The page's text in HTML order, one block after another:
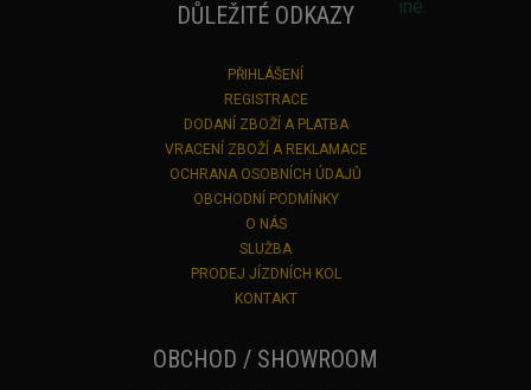
DŮLEŽITÉ ODKAZY
PŘIHLÁŠENÍ
REGISTRACE
DODANÍ ZBOŽÍ A PLATBA
VRACENÍ ZBOŽÍ A REKLAMACE
OCHRANA OSOBNÍCH ÚDAJŮ
OBCHODNÍ PODMÍNKY
O NÁS
SLUŽBA
PRODEJ JÍZDNÍCH KOL
KONTAKT
OBCHOD / SHOWROOM